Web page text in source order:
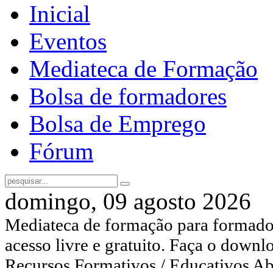
Inicial
Eventos
Mediateca de Formação
Bolsa de formadores
Bolsa de Emprego
Fórum
domingo, 09 agosto 2026
Mediateca de formação para
acesso livre e gratuito. Faça o